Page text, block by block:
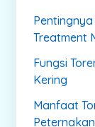
Treatment
Fungsi
Kering
Manfaat